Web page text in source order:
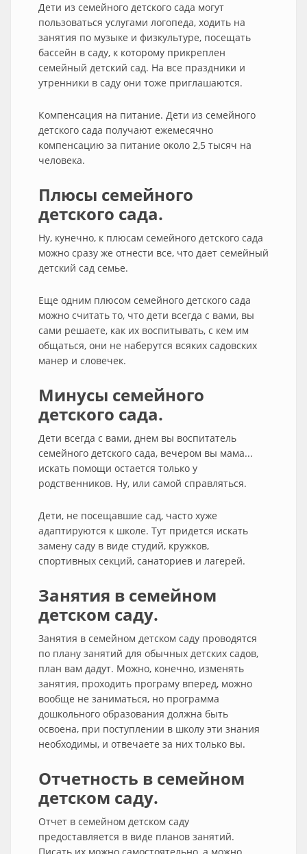
Дети из семейного детского сада могут
пользоваться услугами логопеда, ходить на
занятия по музыке и физкультуре, посещать
бассейн в саду, к которому прикреплен
семейный детский сад. На все праздники и
утренники в саду они тоже приглашаются.
Компенсация на питание. Дети из семейного
детского сада получают ежемесячно
компенсацию за питание около 2,5 тысяч на
человека.
Плюсы семейного
детского сада.
Ну, кунечно, к плюсам семейного детского сада
можно сразу же отнести все, что дает семейный
детский сад семье.
Еще одним плюсом семейного детского сада
можно считать то, что дети всегда с вами, вы
сами решаете, как их воспитывать, с кем им
общаться, они не наберутся всяких садовских
манер и словечек.
Минусы семейного
детского сада.
Дети всегда с вами, днем вы воспитатель
семейного детского сада, вечером вы мама...
искать помощи остается только у
родственников. Ну, или самой справляться.
Дети, не посещавшие сад, часто хуже
адаптируются к школе. Тут придется искать
замену саду в виде студий, кружков,
спортивных секций, санаториев и лагерей.
Занятия в семейном
детском саду.
Занятия в семейном детском саду проводятся
по плану занятий для обычных детских садов,
план вам дадут. Можно, конечно, изменять
занятия, проходить програму вперед, можно
вообще не заниматься, но программа
дошкольного образования должна быть
освоена, при поступлении в школу эти знания
необходимы, и отвечаете за них только вы.
Отчетность в семейном
детском саду.
Отчет в семейном детском саду
предоставляется в виде планов занятий.